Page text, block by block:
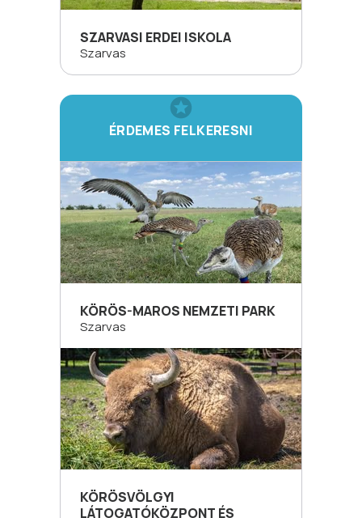
SZARVASI ERDEI ISKOLA
Szarvas
ÉRDEMES FELKERESNI
KÖRÖS-MAROS NEMZETI PARK
Szarvas
KÖRÖSVÖLGYI
LÁTOGATÓKÖZPONT ÉS